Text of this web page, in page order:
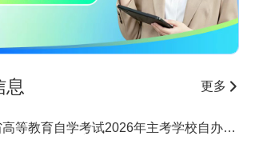
息 更多
等教育自学考试2026年主考学校自办助